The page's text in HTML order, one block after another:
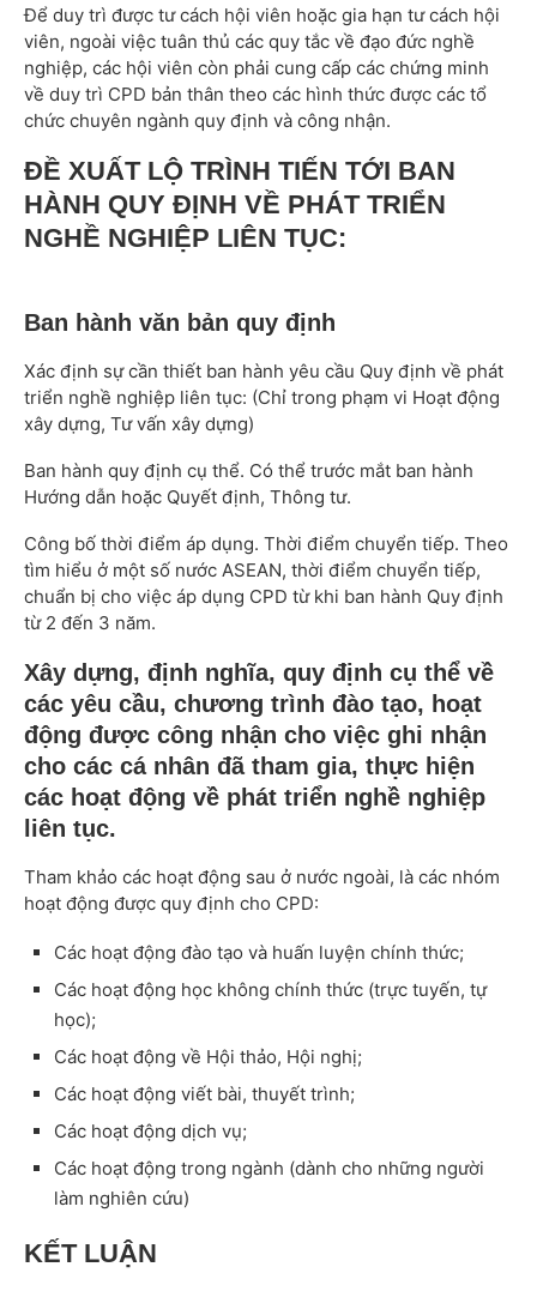
Để duy trì được tư cách hội viên hoặc gia hạn tư cách hội
viên, ngoài việc tuân thủ các quy tắc về đạo đức nghề
nghiệp, các hội viên còn phải cung cấp các chứng minh
về duy trì CPD bản thân theo các hình thức được các tổ
chức chuyên ngành quy định và công nhận.
ĐỀ XUẤT LỘ TRÌNH TIẾN TỚI BAN
HÀNH QUY ĐỊNH VỀ PHÁT TRIỂN
NGHỀ NGHIỆP LIÊN TỤC:
Ban hành văn bản quy định
Xác định sự cần thiết ban hành yêu cầu Quy định về phát
triển nghề nghiệp liên tục: (Chỉ trong phạm vi Hoạt động
xây dựng, Tư vấn xây dựng)
Ban hành quy định cụ thể. Có thể trước mắt ban hành
Hướng dẫn hoặc Quyết định, Thông tư.
Công bố thời điểm áp dụng. Thời điểm chuyển tiếp. Theo
tìm hiểu ở một số nước ASEAN, thời điểm chuyển tiếp,
chuẩn bị cho việc áp dụng CPD từ khi ban hành Quy định
từ 2 đến 3 năm.
Xây dựng, định nghĩa, quy định cụ thể về
các yêu cầu, chương trình đào tạo, hoạt
động được công nhận cho việc ghi nhận
cho các cá nhân đã tham gia, thực hiện
các hoạt động về phát triển nghề nghiệp
liên tục.
Tham khảo các hoạt động sau ở nước ngoài, là các nhóm
hoạt động được quy định cho CPD:
Các hoạt động đào tạo và huấn luyện chính thức;
Các hoạt động học không chính thức (trực tuyến, tự
học);
Các hoạt động về Hội thảo, Hội nghị;
Các hoạt động viết bài, thuyết trình;
Các hoạt động dịch vụ;
Các hoạt động trong ngành (dành cho những người
làm nghiên cứu)
KẾT LUẬN